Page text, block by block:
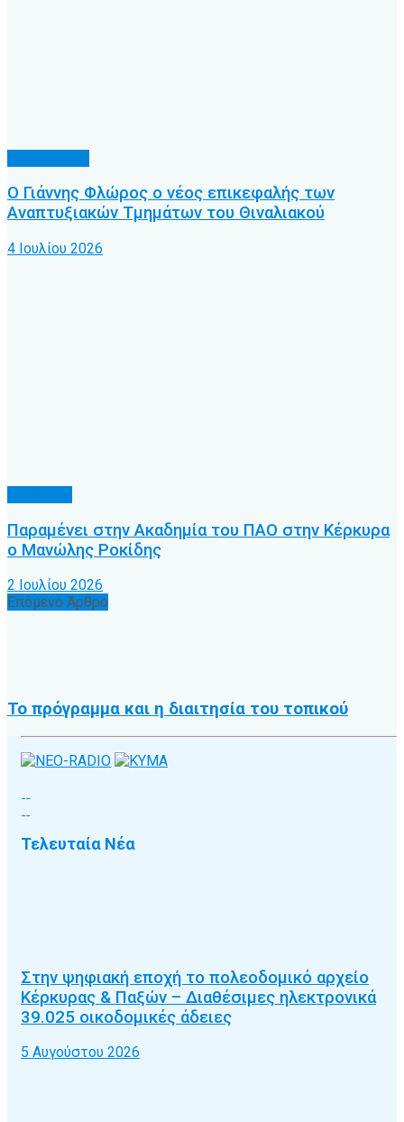
Ο Γιάννης Φλώρος ο νέος επικεφαλής των
Αναπτυξιακών Τμημάτων του Θιναλιακού
4 Ιουλίου 2026
Παραμένει στην Ακαδημία του ΠΑΟ στην Κέρκυρα
ο Μανώλης Ροκίδης
2 Ιουλίου 2026
Επόμενο Άρθρο
Το πρόγραμμα και η διαιτησία του τοπικού
Τελευταία Νέα
Στην ψηφιακή εποχή το πολεοδομικό αρχείο
Κέρκυρας & Παξών – Διαθέσιμες ηλεκτρονικά
39.025 οικοδομικές άδειες
5 Αυγούστου 2026